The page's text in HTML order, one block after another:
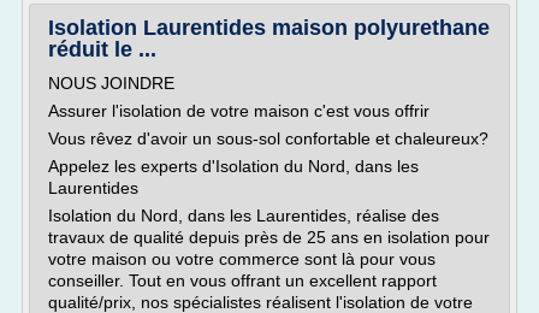
Isolation Laurentides maison polyurethane
réduit le ...
NOUS JOINDRE
Assurer l'isolation de votre maison c'est vous offrir
Vous rêvez d'avoir un sous-sol confortable et chaleureux?
Appelez les experts d'Isolation du Nord, dans les
Laurentides
Isolation du Nord, dans les Laurentides, réalise des
travaux de qualité depuis près de 25 ans en isolation pour
votre maison ou votre commerce sont là pour vous
conseiller. Tout en vous offrant un excellent rapport
qualité/prix, nos spécialistes réalisent l'isolation de votre